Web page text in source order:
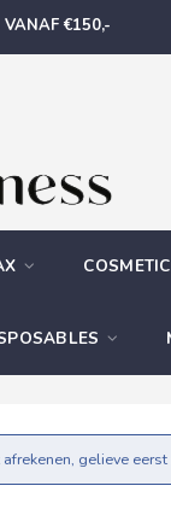
VANAF €150,-
gelieve eerst